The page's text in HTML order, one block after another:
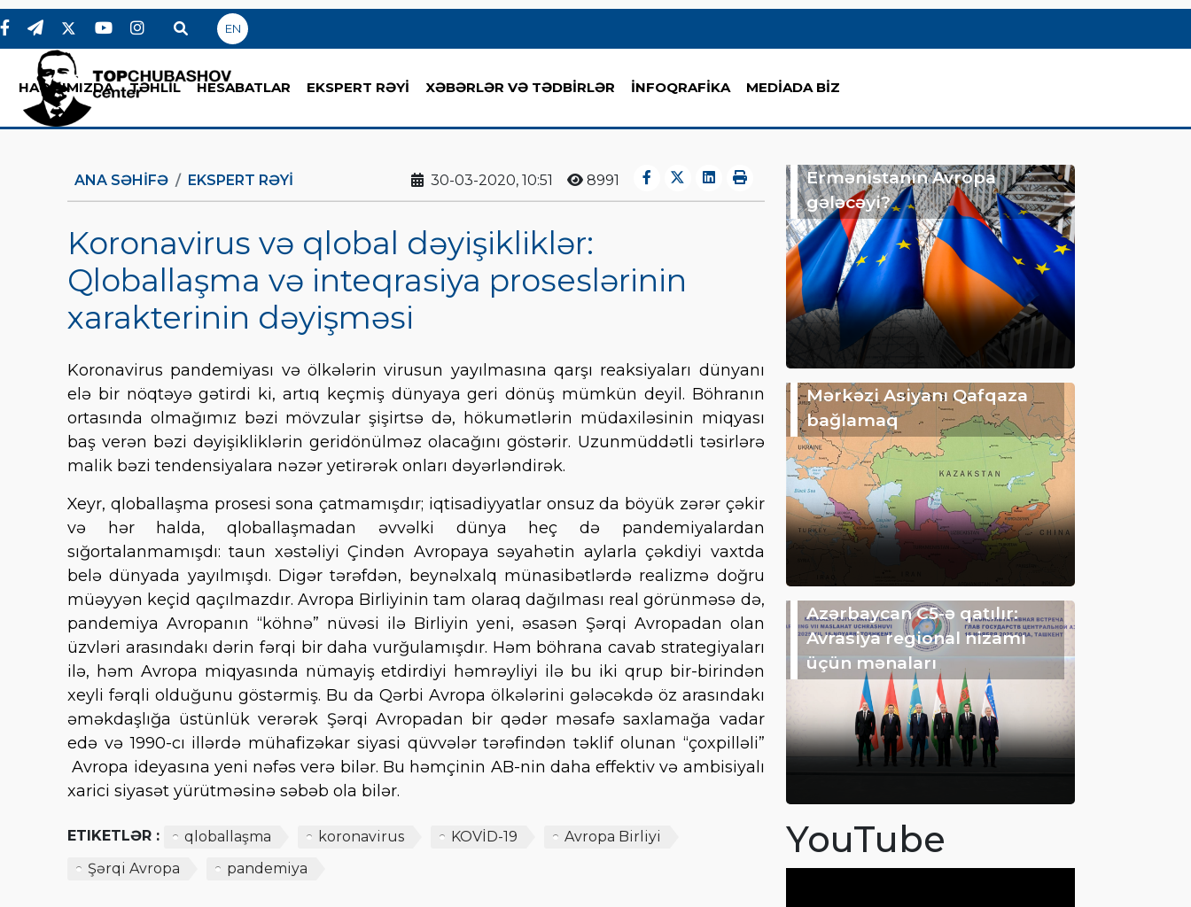
EN
HAQQIMIZDA TƏHLİL HESABATLAR EKSPERT RƏYİ XƏBƏRLƏR VƏ TƏDBİRLƏR İNFOQRAFİKA MEDİADA BİZ
ANA SƏHIFƏ EKSPERT RƏYI 30-03-2020, 10:51 8991
Koronavirus və qlobal dəyişikliklər:
Qloballaşma və inteqrasiya proseslərinin
xarakterinin dəyişməsi
Koronavirus pandemiyası və ölkələrin virusun yayılmasına qarşı reaksiyaları dünyanı
elə bir nöqtəyə gətirdi ki, artıq keçmiş dünyaya geri dönüş mümkün deyil. Böhranın
ortasında olmağımız bəzi mövzular şişirtsə də, hökumətlərin müdaxiləsinin miqyası
baş verən bəzi dəyişikliklərin geridönülməz olacağını göstərir. Uzunmüddətli təsirlərə
malik bəzi tendensiyalara nəzər yetirərək onları dəyərləndirək.
Xeyr, qloballaşma prosesi sona çatmamışdır; iqtisadiyyatlar onsuz da böyük zərər çəkir
və hər halda, qloballaşmadan əvvəlki dünya heç də pandemiyalardan
sığortalanmamışdı: taun xəstəliyi Çindən Avropaya səyahətin aylarla çəkdiyi vaxtda
belə dünyada yayılmışdı. Digər tərəfdən, beynəlxalq münasibətlərdə realizmə doğru
müəyyən keçid qaçılmazdır. Avropa Birliyinin tam olaraq dağılması real görünməsə də,
pandemiya Avropanın “köhnə” nüvəsi ilə Birliyin yeni, əsasən Şərqi Avropadan olan
üzvləri arasındakı dərin fərqi bir daha vurğulamışdır. Həm böhrana cavab strategiyaları
ilə, həm Avropa miqyasında nümayiş etdirdiyi həmrəyliyi ilə bu iki qrup bir-birindən
xeyli fərqli olduğunu göstərmiş. Bu da Qərbi Avropa ölkələrini gələcəkdə öz arasındakı
əməkdaşlığa üstünlük verərək Şərqi Avropadan bir qədər məsafə saxlamağa vadar
edə və 1990-cı illərdə mühafizəkar siyasi qüvvələr tərəfindən təklif olunan “çoxpilləli”
Avropa ideyasına yeni nəfəs verə bilər. Bu həmçinin AB-nin daha effektiv və ambisiyalı
xarici siyasət yürütməsinə səbəb ola bilər.
ETIKETLƏR : qloballaşma koronavirus KOVİD-19
Avropa Birliyi
Şərqi Avropa
pandemiya
Ermənistanın Avropa
gələcəyi?
Mərkəzi Asiyanı Qafqaza
bağlamaq
Azərbaycan C5-ə qatılır:
Avrasiya regional nizamı
üçün mənaları
YouTube